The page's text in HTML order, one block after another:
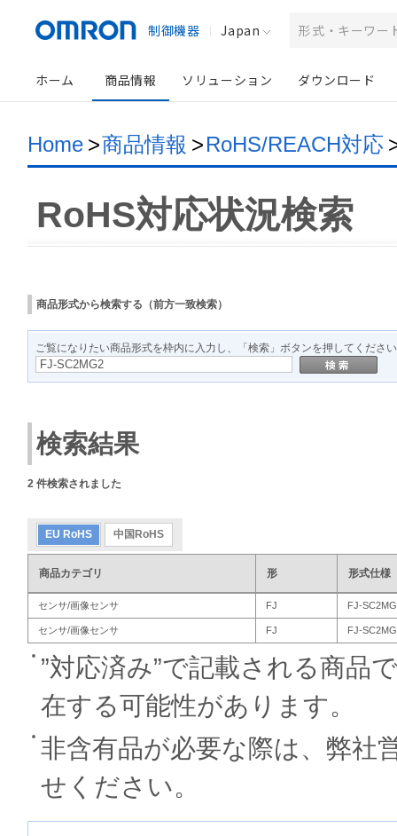
制御機器 Japan
ホーム 商品情報 ソリューション ダウンロード
Home >商品情報 >RoHS/REACH対応
RoHS対応状況検索
商品形式から検索する（前方一致検索）
ご覧になりたい商品形式を枠内に入力し、「検索」ボタンを押してくださ
検索結果
2 件検索されました
EU RoHS 中国RoHS
商品カテゴリ 形 形式仕様
センサ/画像センサ FJ FJ-
センサ/画像センサ FJ FJ-
”対応済み”で記載される商品
在する可能性があります。
非含有品が必要な際は、弊社
せください。